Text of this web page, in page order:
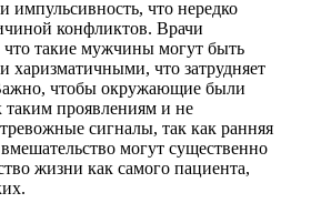
импульсивность, что нередко
конфликтов. Врачи
что такие мужчины могут быть
харизматичными, что затрудняет
чтобы окружающие были
таким проявлениям и не
сигналы, так как ранняя
могут существенно
жизни как самого пациента,